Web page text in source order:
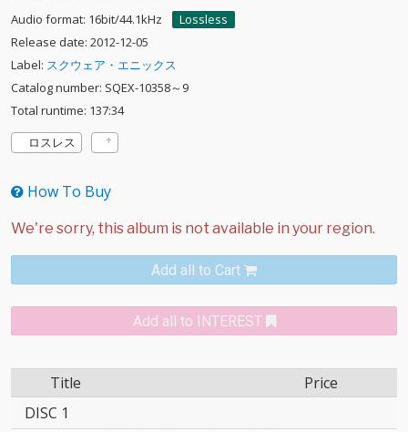
Audio format: 16bit/44.1kHz
Lossless
Release date: 2012-12-05
Label: スクウェア・エニックス
Catalog number: SQEX-10358～9
Total runtime: 137:34
ロスレス
How To Buy
Add all to Cart
Add all to INTEREST
Title
Price
DISC 1